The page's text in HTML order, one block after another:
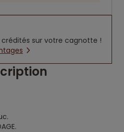
sur votre cagnotte !